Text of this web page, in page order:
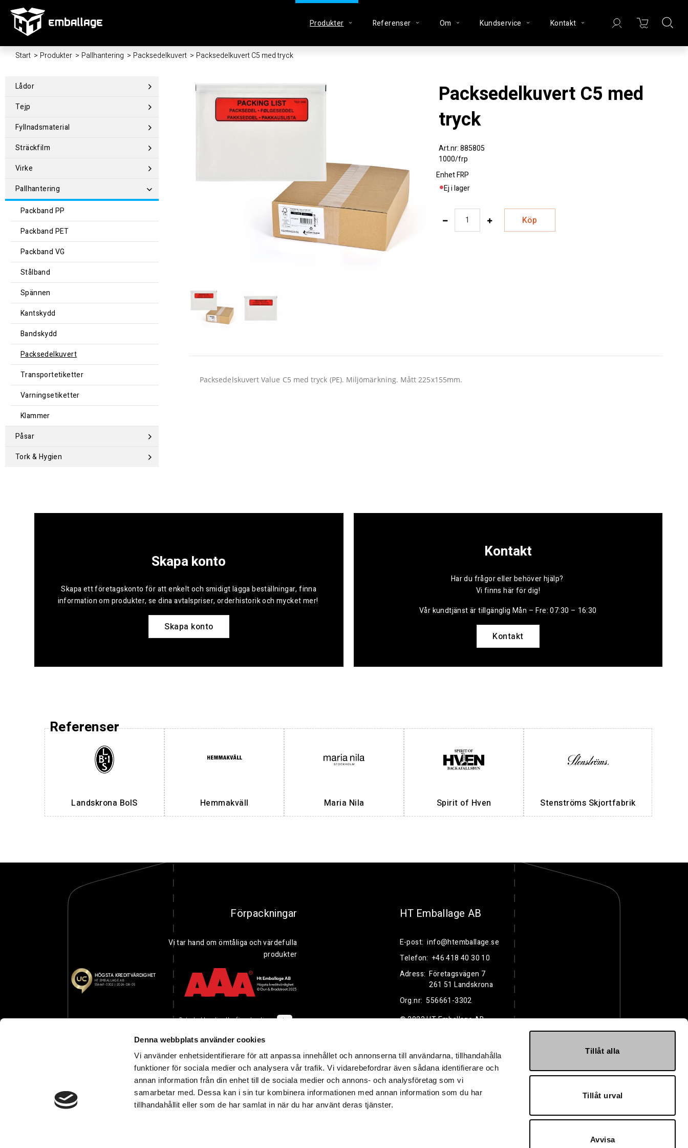
Denna webbplats använder cookies
Vi använder enhetsidentifierare för att anpassa innehållet och annonserna till användarna, tillhandahålla
funktioner för sociala medier och analysera vår trafik. Vi vidarebefordrar även sådana identifierare och
annan information från din enhet till de sociala medier och annons- och analysföretag som vi
samarbetar med. Dessa kan i sin tur kombinera informationen med annan information som du har
tillhandahållit eller som de har samlat in när du har använt deras tjänster.
Tillåt alla
Tillåt urval
Avvisa
Produkter Referenser Om Kundservice Kontakt
Start / Produkter / Pallhantering / Packsedelkuvert / Packsedelkuvert C5 med tryck
Lådor
Tejp
Fyllnadsmaterial
Sträckfilm
Virke
Pallhantering
Packband PP
Packband PET
Packband VG
Stålband
Spännen
Kantskydd
Bandskydd
Packsedelkuvert
Transportetiketter
Varningsetiketter
Klammer
Påsar
Tork & Hygien
Packsedelkuvert C5 med
tryck
885805
1000/frp
EnhetFRP
Ej i lager
Köp
Packsedelskuvert Value C5 med tryck (PE). Miljömärkning. Mått 225x155mm.
Skapa konto
Skapa ett företagskonto för att enkelt och smidigt lägga beställningar, finna
information om produkter, se dina avtalspriser, orderhistorik och mycket mer!
Skapa konto
Kontakt
Har du frågor eller behöver hjälp?
Vi finns här för dig!
Vår kundtjänst är tillgänglig Mån – Fre: 07:30 – 16:30
Kontakt
Referenser
Landskrona BoIS Hemmakväll Maria Nila Spirit of Hven Stenströms Skjortfabrik
Förpackningar
Vi tar hand om ömtåliga och värdefulla
produkter
HT Emballage AB
E-post: info@htemballage.se
Telefon: +46 418 40 30 10
Adress: Företagsvägen 7
261 51 Landskrona
Org.nr: 556661-3302
Dataskyddspolicy Uppförandepolicy © 2023 HT Emballage AB